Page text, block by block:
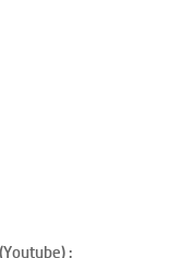
: